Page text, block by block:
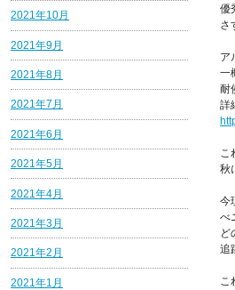
優
さ
ア
一
耐
詳
こ
秋
今
べ
ど
追
こ
2021年10月
2021年9月
2021年8月
2021年7月
2021年6月
2021年5月
2021年4月
2021年3月
2021年2月
2021年1月